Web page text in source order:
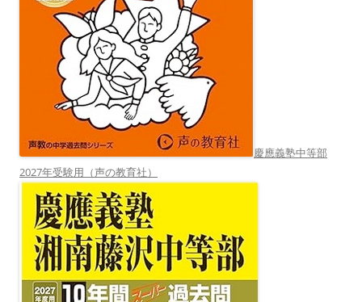
慶應義塾中等部
2027年受験用（声の教育社）